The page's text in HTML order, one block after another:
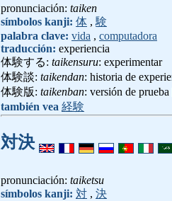
pronunciación: taiken
símbolos kanji: 体 ,験
palabra clave: vida , computadora
traducción: experiencia
体験する: taikensuru: experimentar
体験談: taikendan: historia de
体験版: taikenban: versión de
también vea 経験
対決
pronunciación: taiketsu
símbolos kanji: 対 , 決